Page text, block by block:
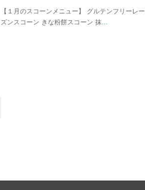
【１月のスコーンメニュー】 グルテンフリーレー
ズンスコーン きな粉餅スコーン 抹...